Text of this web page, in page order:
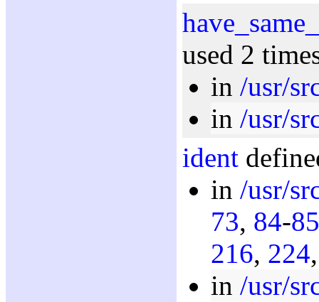
used 2
in /usr/
in /usr/
ident
in /usr/
73, 84-85
216, 224
in /usr/